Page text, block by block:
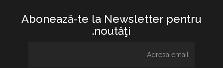
Abonează-te la Newsletter pentru
noutăţi.